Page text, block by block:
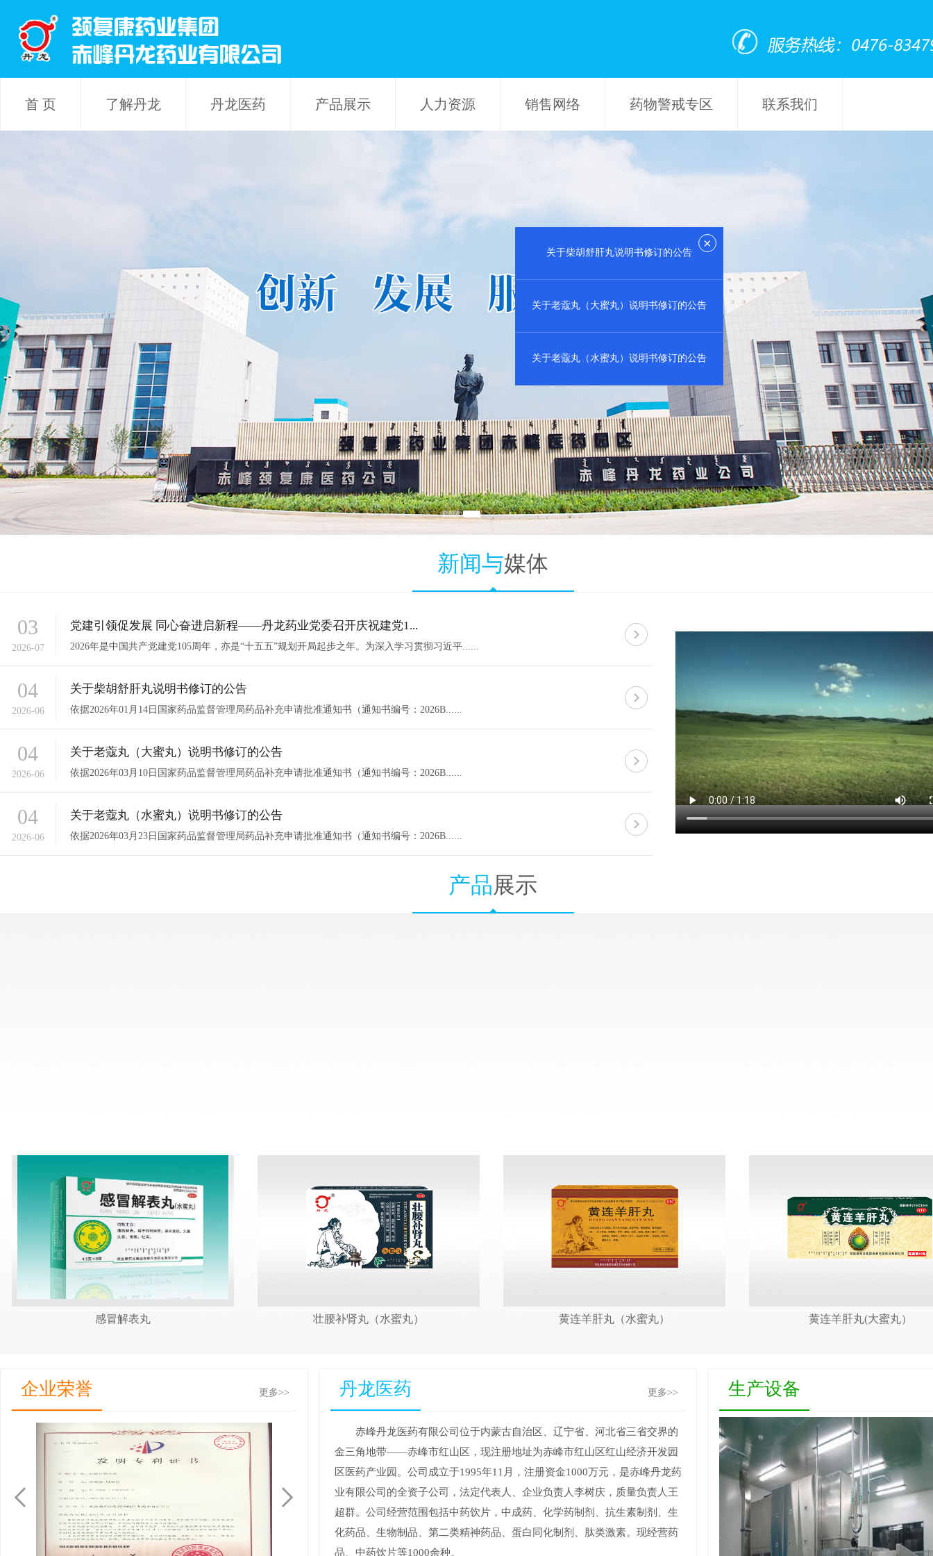
首 页 了解丹龙 丹龙医药 产品展示 人力资源 销售网络 药物警戒专区 联系我们
新闻与媒体
03
2026-07
党建引领促发展 同心奋进启新程——丹龙药业党委召开庆祝建党1...
2026年是中国共产党建党105周年，亦是“十五五”规划开局起步之年。为深入学习贯彻习近平......
04
2026-06
关于柴胡舒肝丸说明书修订的公告
依据2026年01月14日国家药品监督管理局药品补充申请批准通知书（通知书编号：2026B......
04
2026-06
关于老蔻丸（大蜜丸）说明书修订的公告
依据2026年03月10日国家药品监督管理局药品补充申请批准通知书（通知书编号：2026B......
04
2026-06
关于老蔻丸（水蜜丸）说明书修订的公告
依据2026年03月23日国家药品监督管理局药品补充申请批准通知书（通知书编号：2026B......
产品展示
感冒解表丸 壮腰补肾丸（水蜜丸） 黄连羊肝丸（水蜜丸） 黄连羊肝丸(大蜜丸）
企业荣誉 更多>> 丹龙医药 更多>>
赤峰丹龙医药有限公司位于内蒙古自治区、辽宁省、河北省三省交界的
金三角地带——赤峰市红山区，现注册地址为赤峰市红山区红山经济开发园
区医药产业园。公司成立于1995年11月，注册资金1000万元，是赤峰丹龙药
业有限公司的全资子公司，法定代表人、企业负责人李树庆，质量负责人王
超群。公司经营范围包括中药饮片，中成药、化学药制剂、抗生素制剂、生
化药品、生物制品、第二类精神药品、蛋白同化制剂、肽类激素。现经营药
品、中药饮片等1000余种。
生产设备
关于柴胡舒肝丸说明书修订的公告
关于老蔻丸（大蜜丸）说明书修订的公告
关于老蔻丸（水蜜丸）说明书修订的公告